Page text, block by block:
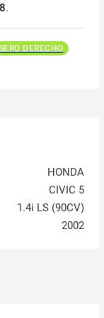
.
DERECHO
HONDA
CIVIC 5
1.4i LS (90CV)
2002